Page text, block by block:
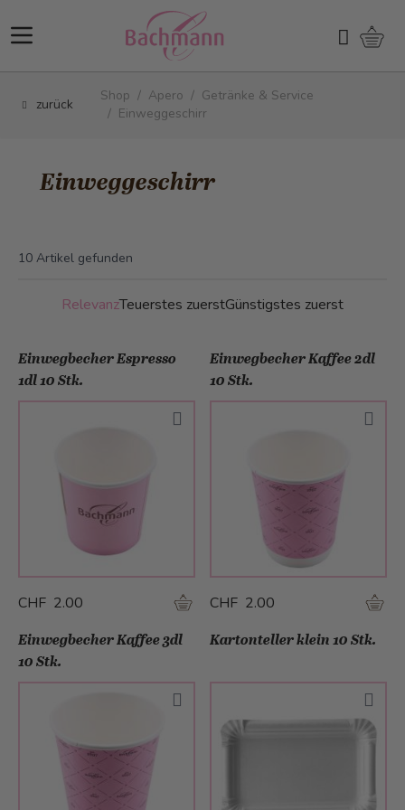
Suchen
zurück
Shop / Apero / Getränke & Service
/ Einweggeschirr
Einweggeschirr
10 Artikel gefunden
RelevanzTeuerstes zuerstGünstigstes zuerst
Einwegbecher Espresso
1dl 10 Stk.
CHF 2.00
Einwegbecher Kaffee 2dl
10 Stk.
CHF 2.00
Einwegbecher Kaffee 3dl
10 Stk.
Kartonteller klein 10 Stk.